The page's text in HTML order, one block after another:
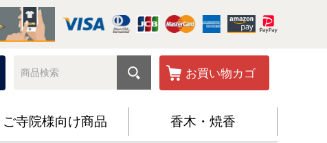
お買い物カゴ
ご寺院様向け商品 香木・焼香